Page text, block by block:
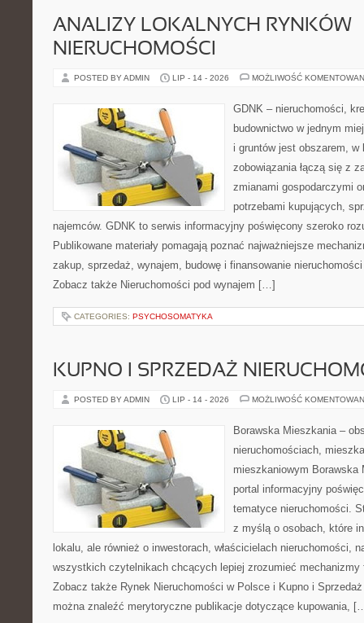
ANALIZY LOKALNYCH RYNKÓW
NIERUCHOMOŚCI
POSTED BY ADMIN LIP - 14 - 2026 MOŻLIWOŚĆ
GDNK – nieruchomości,
budownictwo w jednym
i gruntów jest obszarem, w
zobowiązania łączą się z
zmianami gospodarczymi
potrzebami kupujących,
najemców. GDNK to serwis informacyjny poświęcony szeroko
Publikowane materiały pomagają poznać najważniejsze
zakup, sprzedaż, wynajem, budowę i finansowanie
Zobacz także Nieruchomości pod wynajem […]
CATEGORIES: PSYCHOSOMATYKA
KUPNO I SPRZEDAŻ
POSTED BY ADMIN LIP - 14 - 2026 MOŻLIWOŚĆ
Borawska Mieszkania –
nieruchomościach,
mieszkaniowym Borawska
portal informacyjny
tematyce nieruchomości.
z myślą o osobach, które
lokalu, ale również o inwestorach, właścicielach nieruchomości,
wszystkich czytelnikach chcących lepiej zrozumieć mechanizmy
Zobacz także Rynek Nieruchomości w Polsce i Kupno i
można znaleźć merytoryczne publikacje dotyczące kupowania,